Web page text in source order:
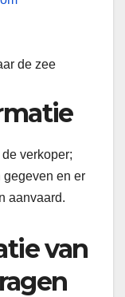
verkoper;
gegeven en er
aanvaard.
van